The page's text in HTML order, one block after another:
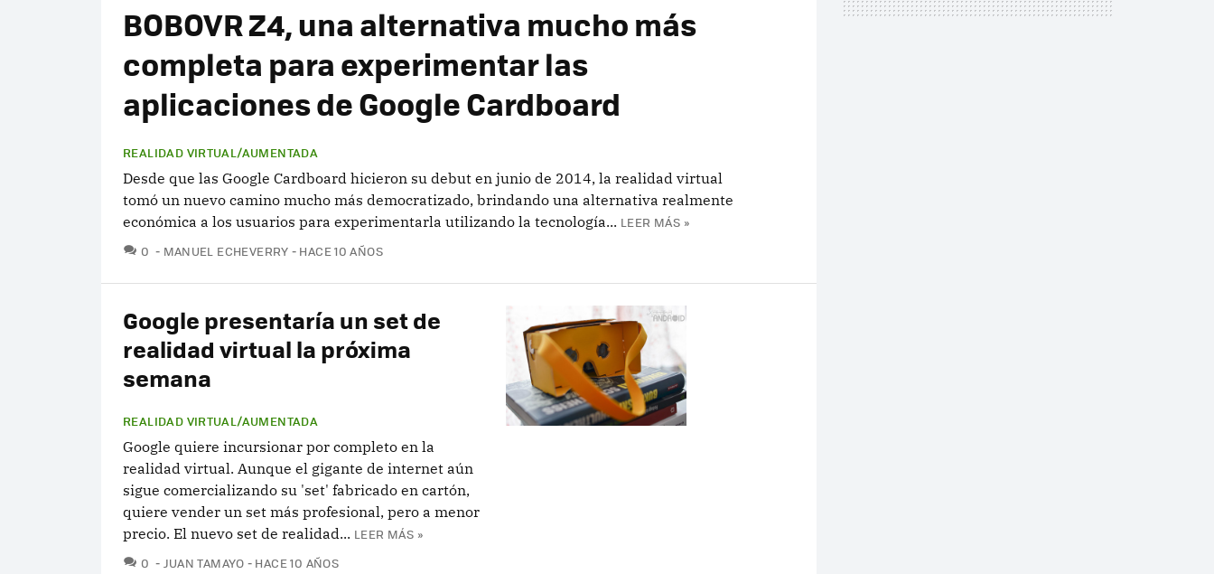
BOBOVR Z4, una alternativa mucho más
completa para experimentar las
aplicaciones de Google Cardboard
REALIDAD VIRTUAL/AUMENTADA
Desde que las Google Cardboard hicieron su debut en junio de 2014, la realidad virtual
tomó un nuevo camino mucho más democratizado, brindando una alternativa realmente
económica a los usuarios para experimentarla utilizando la tecnología... LEER MÁS »
0 COMENTARIOS
MANUEL ECHEVERRY HACE 10 AÑOS
Google presentaría un set de
realidad virtual la próxima
semana
REALIDAD VIRTUAL/AUMENTADA
Google quiere incursionar por completo en la
realidad virtual. Aunque el gigante de internet aún
sigue comercializando su 'set' fabricado en cartón,
quiere vender un set más profesional, pero a menor
precio. El nuevo set de realidad... LEER MÁS »
0 COMENTARIOS
JUAN TAMAYO HACE 10 AÑOS